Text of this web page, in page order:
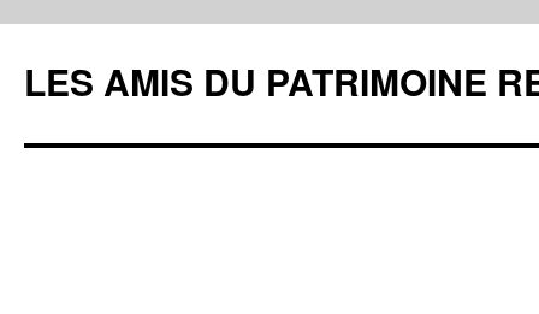
LES AMIS DU PATRIMOINE